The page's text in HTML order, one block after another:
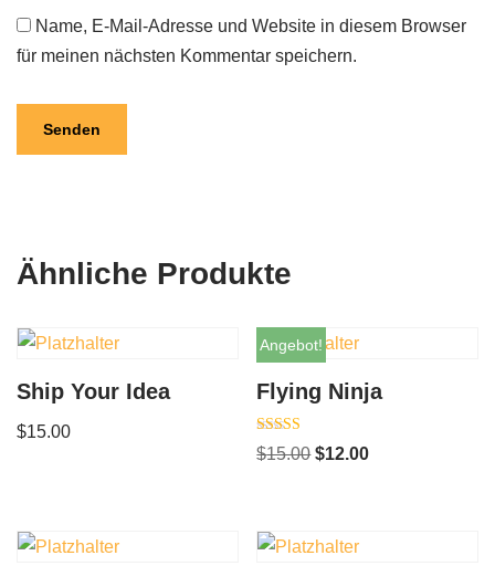
Name, E-Mail-Adresse und Website in diesem Browser
für meinen nächsten Kommentar speichern.
Ähnliche Produkte
Ship Your Idea
$15.00
Angebot!
Flying Ninja
Bewertet
mit
$15.00 $12.00